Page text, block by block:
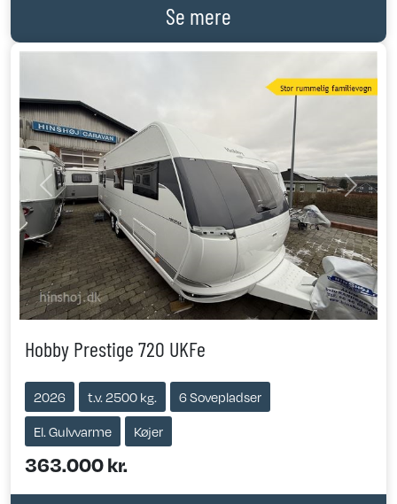
Se mere
Previous Next
Hobby Prestige 720 UKFe
2026 t.v. 2500 kg.
6 Sovepladser
El. Gulvvarme
Køjer
363.000 kr.